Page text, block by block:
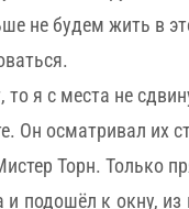
не будем жить в
то я с места не
Он осматривал их
Торн. Только
и подошёл к окну,